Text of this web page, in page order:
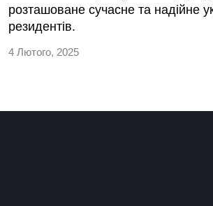
розташоване сучасне та надійне
резидентів.
4 Лютого, 2025